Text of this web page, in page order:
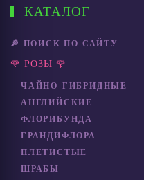
КАТАЛОГ
🔎 ПОИСК ПО САЙТУ
🌹 РОЗЫ 🌹
ЧАЙНО-ГИБРИДНЫЕ
АНГЛИЙСКИЕ
ФЛОРИБУНДА
ГРАНДИФЛОРА
ПЛЕТИСТЫЕ
ШРАБЫ